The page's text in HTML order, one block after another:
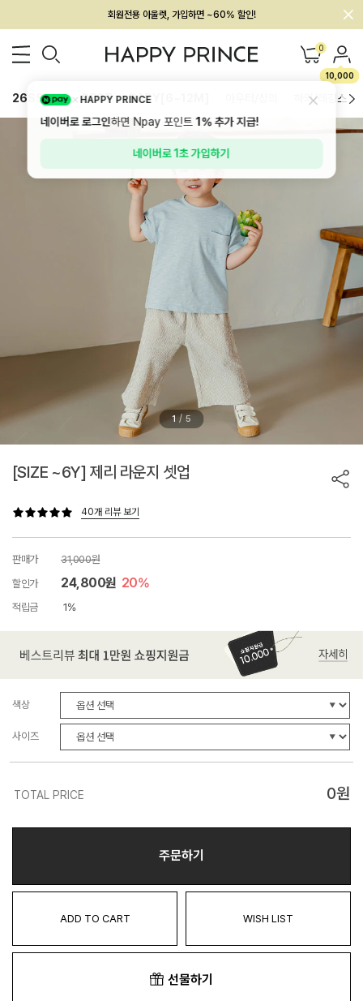
회원전용 아울렛, 가입하면 ~60% 할인!
멤버십 최대 28,000원 혜택 0
10,000
26SS 신상 BEST BABY[6~12M] 하의/레깅스
1 / 5
[SIZE ~6Y] 제리 라운지 셋업
40개 리뷰 보기
판매가
31,000원
할인가
24,800원 20%
적립금 1%
색상
사이즈
TOTAL PRICE 0원
주문하기
ADD TO CART WISH LIST
선물하기
HAPPY PRINCE
네이버로 로그인하면 Npay 포인트1%추가 지급!
네이버로 1초 가입하기